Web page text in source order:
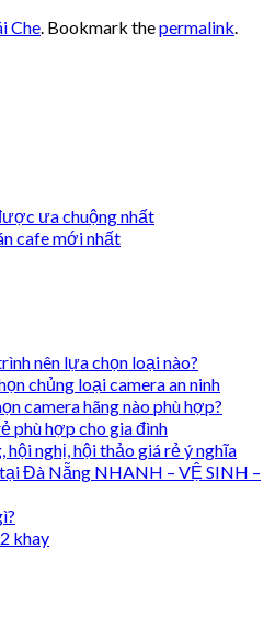
Che. Bookmark thepermalink.
ưa chuộng nhất
cafe mới nhất
nên lựa chọn loại nào?
chủng loại camera an ninh
camera hãng nào phù hợp?
phù hợp cho gia đình
hội nghị, hội thảo giá rẻ ý nghĩa
Đà Nẵng NHANH – VỆ SINH –
khay